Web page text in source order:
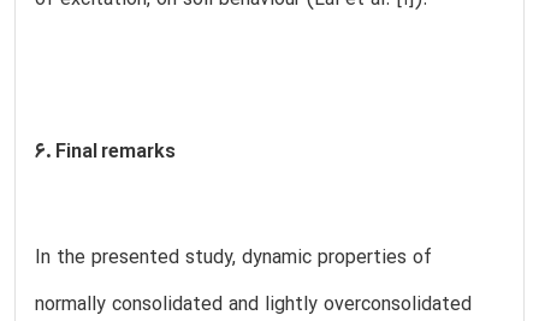
6. Final remarks
In the presented study, dynamic properties of
normally consolidated and lightly overconsolidated